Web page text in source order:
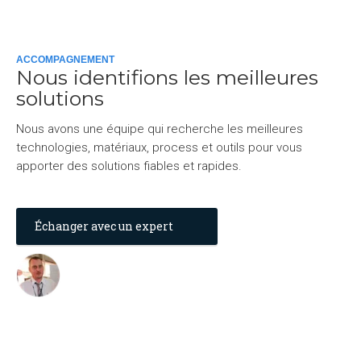
ACCOMPAGNEMENT
Nous identifions les meilleures
solutions
Nous avons une équipe qui recherche les meilleures
technologies, matériaux, process et outils pour vous
apporter des solutions fiables et rapides.
Échanger avec un expert